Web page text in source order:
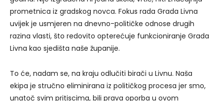
prometnica iz gradskog novca. Fokus rada Grada Livna
uvijek je usmjeren na dnevno-političke odnose drugih
razina vlasti, što redovito opterećuje funkcioniranje Grada
Livna kao sjedišta naše županije.
To će, nadam se, na kraju odlučiti birači u Livnu. Naša
ekipa je stručno eliminirana iz političkog procesa jer smo,
unatoč svim pritiscima, bili prava oporba u ovom